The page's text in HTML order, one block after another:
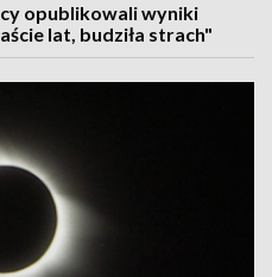
opublikowali wyniki
lat, budziła strach"